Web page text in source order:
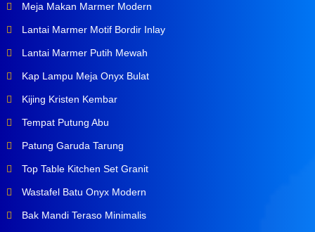
Meja Makan Marmer Modern
Lantai Marmer Motif Bordir Inlay
Lantai Marmer Putih Mewah
Kap Lampu Meja Onyx Bulat
Kijing Kristen Kembar
Tempat Putung Abu
Patung Garuda Tarung
Top Table Kitchen Set Granit
Wastafel Batu Onyx Modern
Bak Mandi Teraso Minimalis